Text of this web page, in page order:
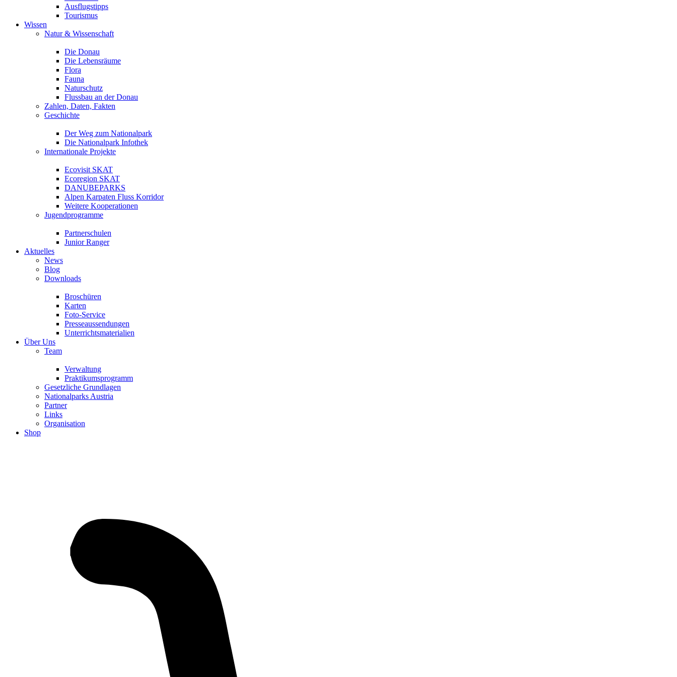
Ausflugstipps
Tourismus
Wissen
Natur & Wissenschaft
Die Donau
Die Lebensräume
Flora
Fauna
Naturschutz
Flussbau an der Donau
Zahlen, Daten, Fakten
Geschichte
Der Weg zum Nationalpark
Die Nationalpark Infothek
Internationale Projekte
Ecovisit SKAT
Ecoregion SKAT
DANUBEPARKS
Alpen Karpaten Fluss Korridor
Weitere Kooperationen
Jugendprogramme
Partnerschulen
Junior Ranger
Aktuelles
News
Blog
Downloads
Broschüren
Karten
Foto-Service
Presseaussendungen
Unterrichtsmaterialien
Über Uns
Team
Verwaltung
Praktikumsprogramm
Gesetzliche Grundlagen
Nationalparks Austria
Partner
Links
Organisation
Shop